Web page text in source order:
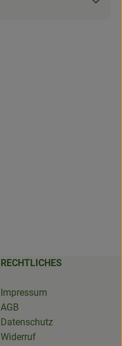
RECHTLICHES
Impressum
AGB
Datenschutz
Widerruf